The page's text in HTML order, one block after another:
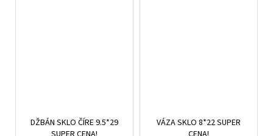
DŽBÁN SKLO ČÍRE 9.5*29
VÁZA SKLO 8*22 SUPER